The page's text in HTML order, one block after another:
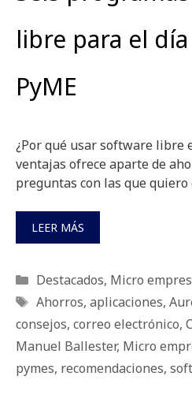
libre para el
PyME
¿Por qué usar software libre
ventajas ofrece aparte de
preguntas con las que
LEER MÁS
Categorías
Destacados, Micro
Etiquetas
Ahorros, aplicaciones,
consejos, correo electrónico,
Manuel Ballester, Micro
pymes, recomendaciones,